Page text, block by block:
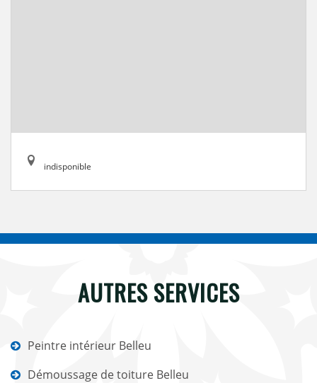
indisponible
AUTRES SERVICES
Peintre intérieur Belleu
Démoussage de toiture Belleu